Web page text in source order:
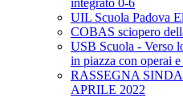
integrato 0-6
UIL Scuola Padova
COBAS sciopero
USB Scuola - Verso
in piazza con operai
RASSEGNA
APRILE 2022